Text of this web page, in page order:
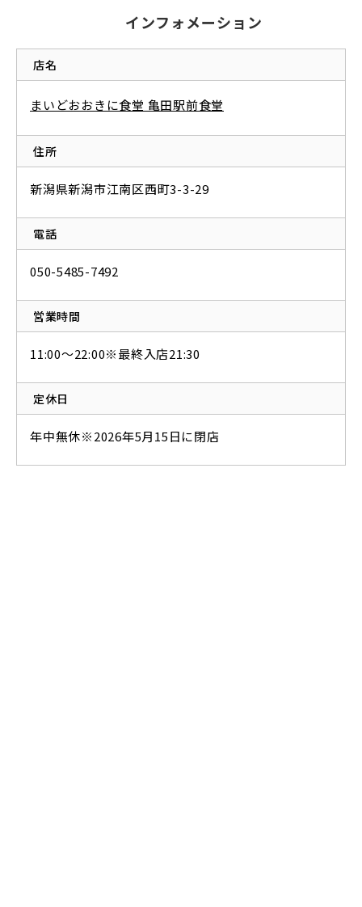
インフォメーション
店名
まいどおおきに食堂 亀田駅前食堂
住所
新潟県新潟市江南区西町3-3-29
電話
050-5485-7492
営業時間
11:00～22:00※最終入店21:30
定休日
年中無休※2026年5月15日に閉店